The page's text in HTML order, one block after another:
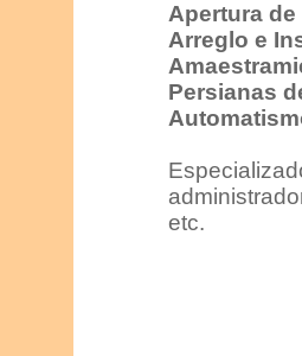
Apertura de
Arreglo e
Persianas
etc.